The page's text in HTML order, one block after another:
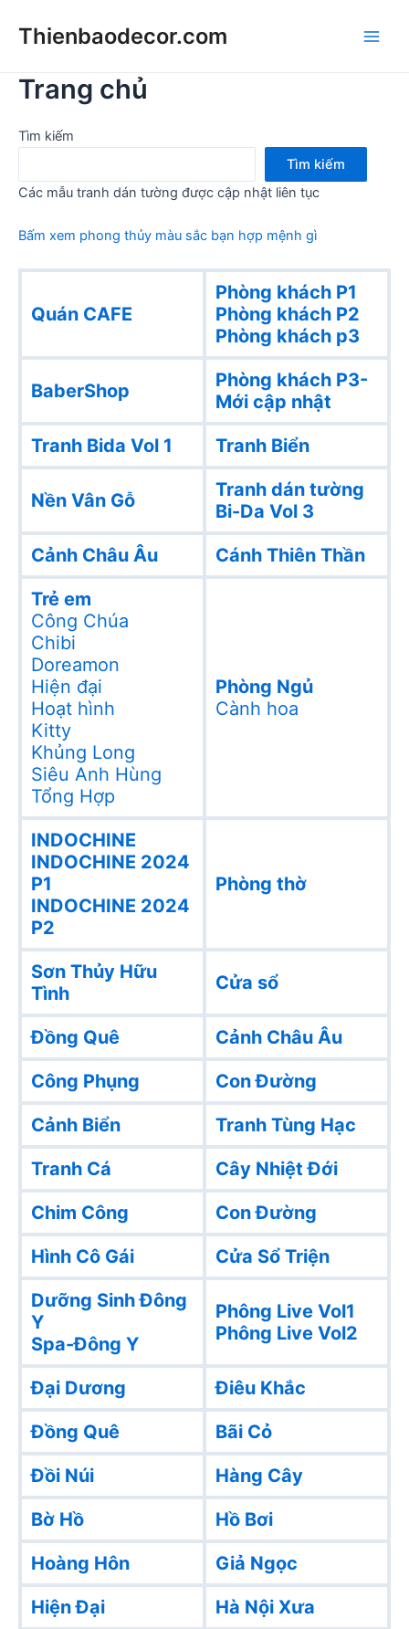
Thienbaodecor.com
Trang chủ
Tìm kiếm
Tìm kiếm
Các mẫu tranh dán tường được cập nhật liên tục
Bấm xem phong thủy màu sắc bạn hợp mệnh gì
Quán CAFE
Phòng khách P1
Phòng khách P2
Phòng khách p3
BaberShop
Phòng khách P3-
Mới cập nhật
Tranh Bida Vol 1
Tranh Biển
Nền Vân Gỗ
Tranh dán tường
Bi-Da Vol 3
Cảnh Châu Âu
Cánh Thiên Thần
Trẻ em
Công Chúa
Chibi
Doreamon
Hiện đại
Hoạt hình
Kitty
Khủng Long
Siêu Anh Hùng
Tổng Hợp
Phòng Ngủ
Cành hoa
INDOCHINE
INDOCHINE 2024
P1
INDOCHINE 2024
P2
Phòng thờ
Sơn Thủy Hữu
Tình
Cửa sổ
Đồng Quê
Cảnh Châu Âu
Công Phụng
Con Đường
Cảnh Biển
Tranh Tùng Hạc
Tranh Cá
Cây Nhiệt Đới
Chim Công
Con Đường
Hình Cô Gái
Cửa Sổ Triện
Dưỡng Sinh Đông
Y
Spa-Đông Y
Phông Live Vol1
Phông Live Vol2
Đại Dương
Điêu Khắc
Đồng Quê
Bãi Cỏ
Đồi Núi
Hàng Cây
Bờ Hồ
Hồ Bơi
Hoàng Hôn
Giả Ngọc
Hiện Đại
Hà Nội Xưa